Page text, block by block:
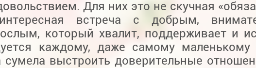
Для них это не скучная
встреча с добрым,
который хвалит, поддерживает и
каждому, даже самому маленькому
сумела выстроить доверительные